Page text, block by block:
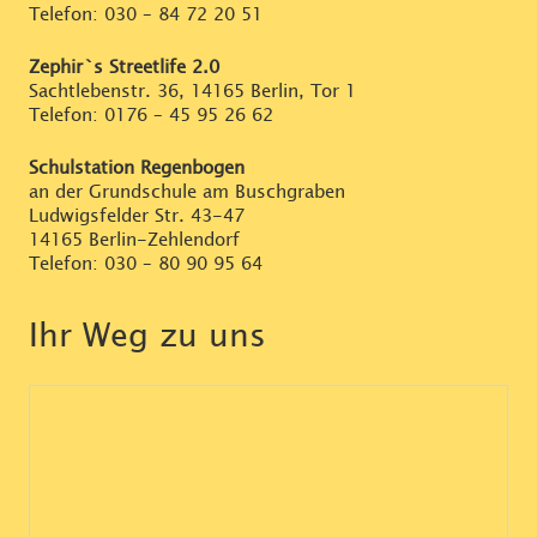
Telefon: 030 – 84 72 20 51
Zephir`s Streetlife 2.0
Sachtlebenstr. 36, 14165 Berlin, Tor 1
Telefon: 0176 – 45 95 26 62
Schulstation Regenbogen
an der Grundschule am Buschgraben
Ludwigsfelder Str. 43-47
14165 Berlin-Zehlendorf
Telefon: 030 – 80 90 95 64
Ihr Weg zu uns